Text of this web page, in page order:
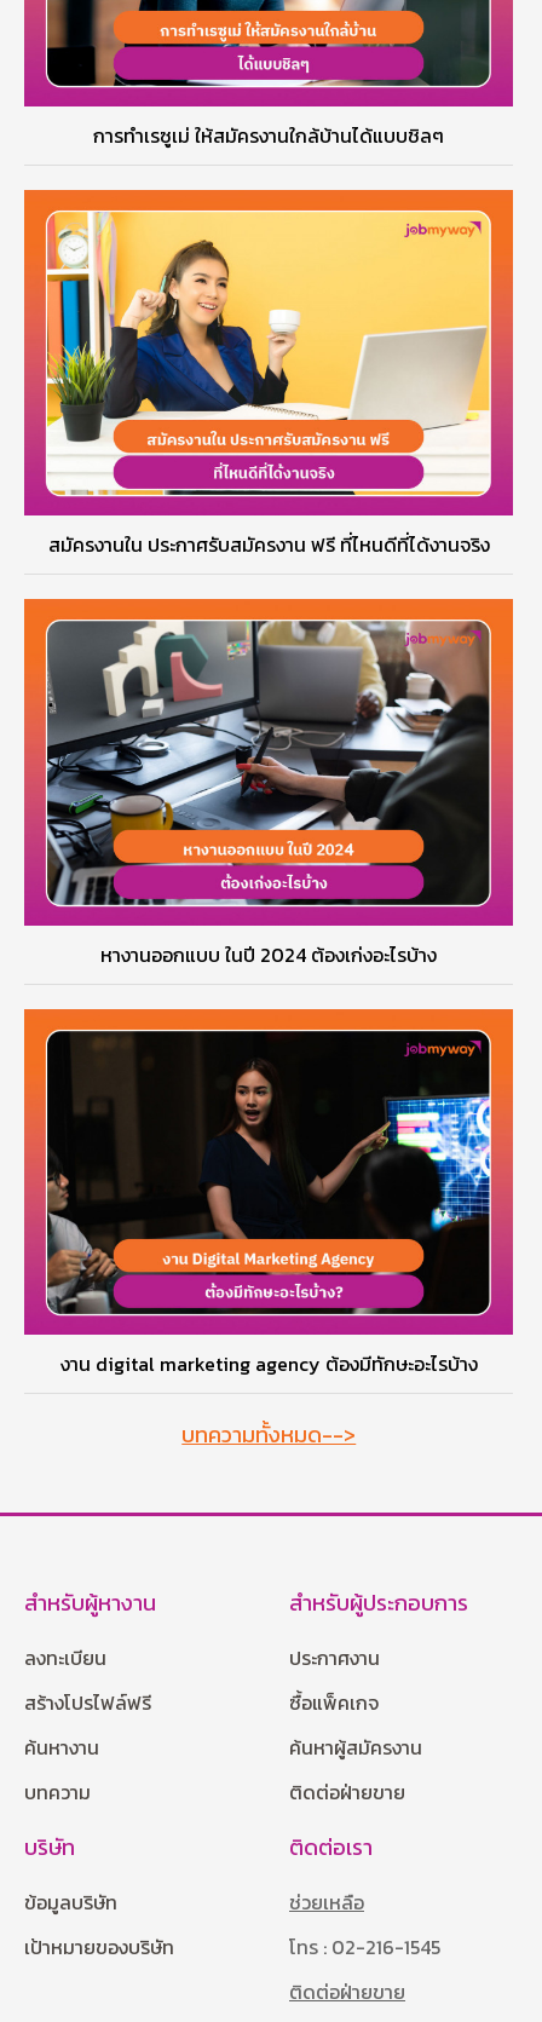
การทำเรซูเม่ ให้สมัครงานใกล้บ้านได้แบบชิลๆ
สมัครงานใน ประกาศรับสมัครงาน ฟรี ที่ไหนดีที่ได้งานจริง
หางานออกแบบ ในปี 2024 ต้องเก่งอะไรบ้าง
งาน digital marketing agency ต้องมีทักษะอะไรบ้าง
บทความทั้งหมด-->
สำหรับผู้หางาน
ลงทะเบียน
สร้างโปรไฟล์ฟรี
ค้นหางาน
บทความ
สำหรับผู้ประกอบการ
ประกาศงาน
ซื้อแพ็คเกจ
ค้นหาผู้สมัครงาน
ติดต่อฝ่ายขาย
บริษัท
ข้อมูลบริษัท
เป้าหมายของบริษัท
ติดต่อเรา
ช่วยเหลือ
โทร : 02-216-1545
ติดต่อฝ่ายขาย